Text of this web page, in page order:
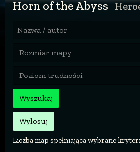
Horn of the Abyss
Nazwa / autor
Rozmiar mapy
Poziom trudności
Wyszukaj
Wylosuj
Liczba map spełniająca wybrane